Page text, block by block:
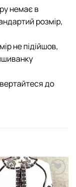
немає в
розмір,
не підійшов,
до
Додати